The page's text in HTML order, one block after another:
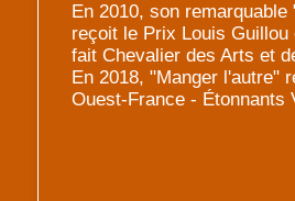
En 2010, son remarquable
reçoit le Prix Louis Guillou
fait Chevalier des Arts et
En 2018, "Manger l'autre"
Ouest-France - Étonnants